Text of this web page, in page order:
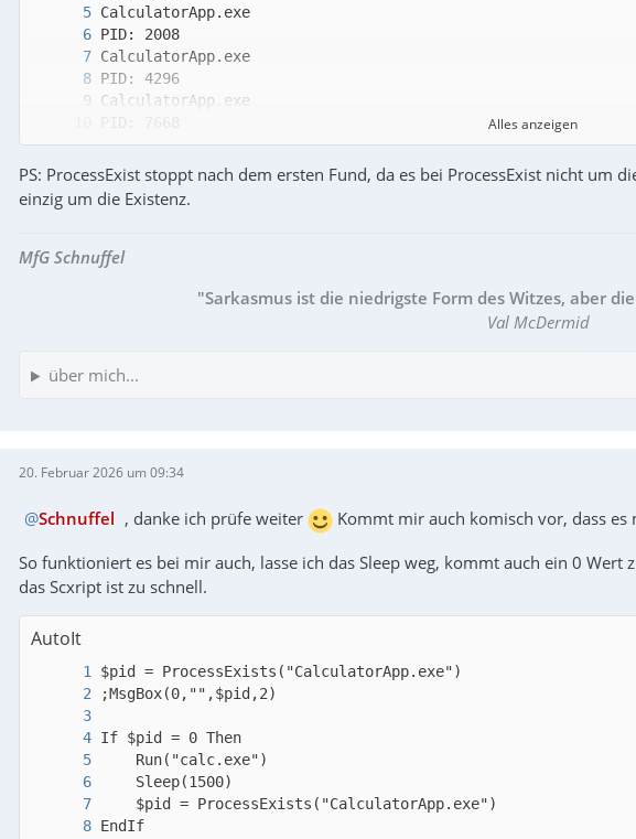
PID: 10916
Alles anzeigen
PS: ProcessExist stoppt nach dem ersten Fund, da es bei ProcessExist nicht um
einzig um die Existenz.
MfG Schnuffel
"Sarkasmus ist die niedrigste Form des Witzes, aber
Val McDermid
über mich...
20. Februar 2026 um 09:34
Schnuffel , danke ich prüfe weiter
Kommt mir auch komisch vor, dass es
So funktioniert es bei mir auch, lasse ich das Sleep weg, kommt auch ein 0
das Scxript ist zu schnell.
AutoIt